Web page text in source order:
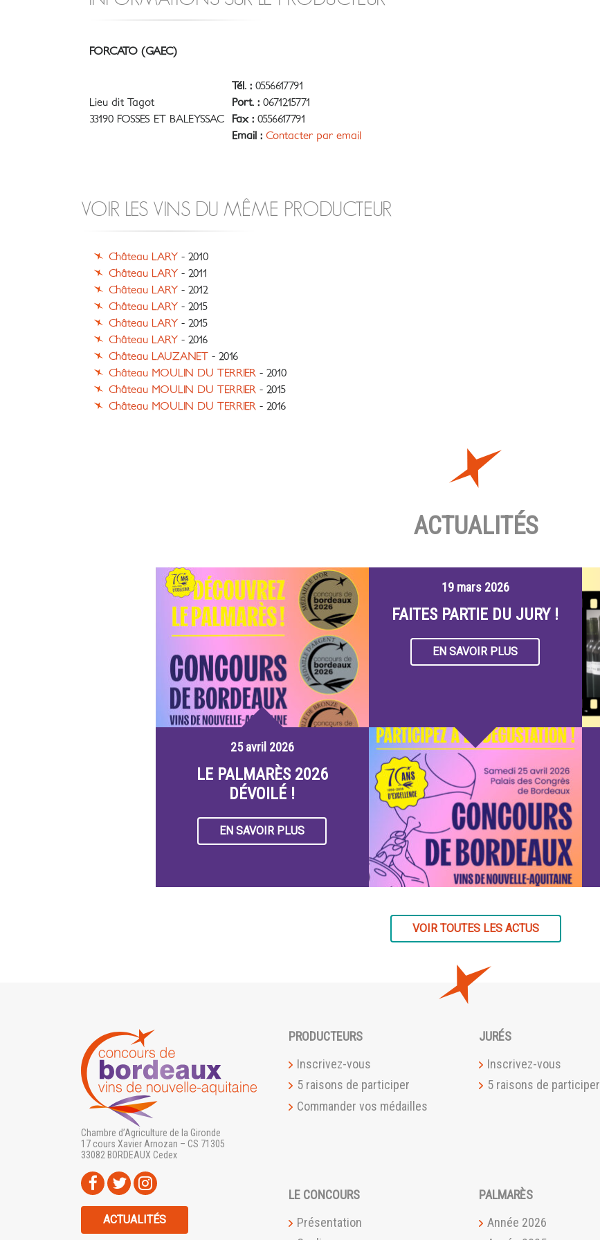
FORCATO (GAEC)
Lieu dit Tagot
33190 FOSSES ET BALEYSSAC
Tél. : 0556617791
Port. : 0671215771
Fax : 0556617791
Email : Contacter par email
VOIR LES VINS DU MÊME PRODUCTEUR
Château LARY - 2010
Château LARY - 2011
Château LARY - 2012
Château LARY - 2015
Château LARY - 2015
Château LARY - 2016
Château LAUZANET - 2016
Château MOULIN DU TERRIER - 2010
Château MOULIN DU TERRIER - 2015
Château MOULIN DU TERRIER - 2016
ACTUALITÉS
25 avril 2026
LE PALMARÈS 2026
DÉVOILÉ !
EN SAVOIR PLUS
19 mars 2026
FAITES PARTIE DU JURY !
EN SAVOIR PLUS
VOIR TOUTES LES ACTUS
Chambre d’Agriculture de la Gironde
17 cours Xavier Arnozan – CS 71305
33082 BORDEAUX Cedex
ACTUALITÉS
PRODUCTEURS
Inscrivez-vous
5 raisons de participer
Commander vos médailles
JURÉS
Inscrivez-vous
5 raisons de participer
LE CONCOURS
Présentation
PALMARÈS
Année 2026